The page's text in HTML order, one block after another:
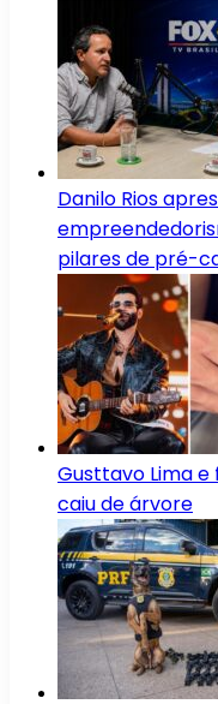
Danilo Rios
pilares de pré-
Gusttavo Lima
caiu de árvore